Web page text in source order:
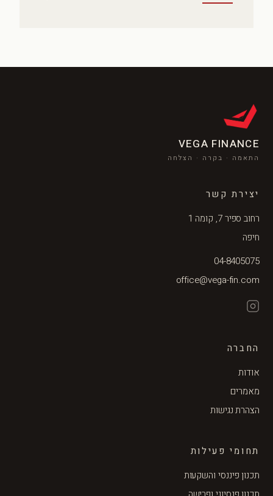
VEGA FINANCE
התאמה · בקרה · הצלחה
יצירת קשר
רחוב ספיר 7, קומה 1
חיפה
04-8405075
office@vega-fin.com
החברה
אודות
מאמרים
הצהרת נגישות
תחומי פעילות
תכנון פיננסי והשקעות